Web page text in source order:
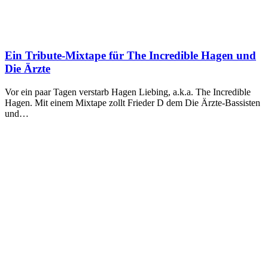
Ein Tribute-Mixtape für The Incredible Hagen und
Die Ärzte
Vor ein paar Tagen verstarb Hagen Liebing, a.k.a. The Incredible
Hagen. Mit einem Mixtape zollt Frieder D dem Die Ärzte-Bassisten
und…